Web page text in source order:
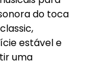
do toca
estável e
uma